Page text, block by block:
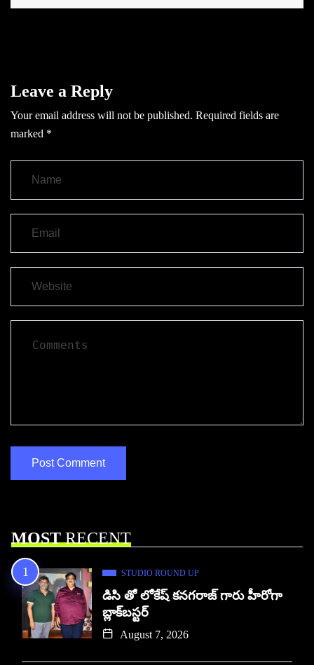
Leave a Reply
Your email address will not be published. Required fields are
marked *
MOSTRECENT
STUDIO ROUND UP
డిసి తో లోకేష్ కనగరాజ్ గారు హీరోగా
బ్లాక్‌బస్టర్
August 7, 2026